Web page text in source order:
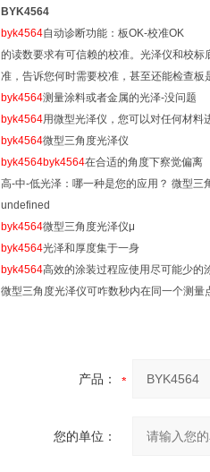
BYK4564
byk4564自动诊断功能：板OK-校准OK
的读数要求有可信赖的校准。光泽仪和校
准，告诉您何时需要校准，甚至还能检查
byk4564测量涂料或者金属的光泽-没问题
byk4564用微型光泽仪，您可以对任何材
byk4564微型三角度光泽仪
byk4564byk4564在合适的角度下察觉偏离
高-中-低光泽：哪一种是您的应用？ 微型三
undefined
byk4564微型三角度光泽仪μ
byk4564光泽和厚度集于一身
byk4564高效的涂装过程应使用尽可能少的
微型三角度光泽仪可咋数秒内在同一个测
产品：
您的单位：